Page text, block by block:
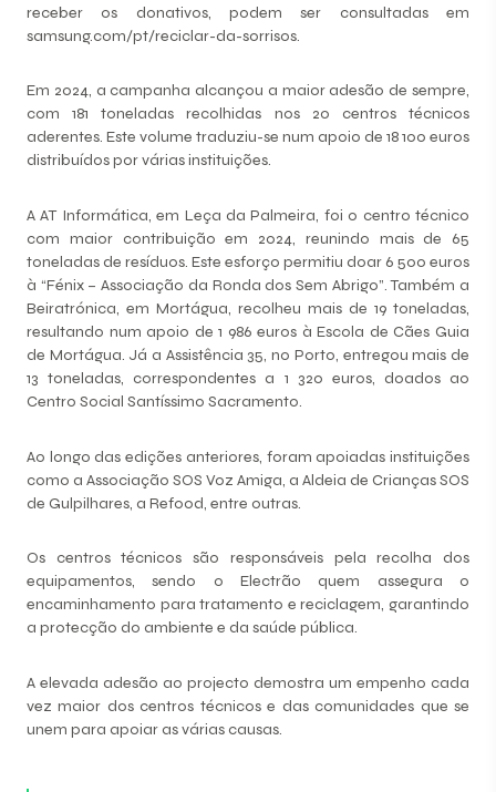
receber os donativos, podem ser consultadas em
samsung.com/pt/reciclar-da-sorrisos.
Em 2024, a campanha alcançou a maior adesão de sempre,
com 181 toneladas recolhidas nos 20 centros técnicos
aderentes. Este volume traduziu-se num apoio de 18 100 euros
distribuídos por várias instituições.
A AT Informática, em Leça da Palmeira, foi o centro técnico
com maior contribuição em 2024, reunindo mais de 65
toneladas de resíduos. Este esforço permitiu doar 6 500 euros
à “Fénix – Associação da Ronda dos Sem Abrigo”. Também a
Beiratrónica, em Mortágua, recolheu mais de 19 toneladas,
resultando num apoio de 1 986 euros à Escola de Cães Guia
de Mortágua. Já a Assistência 35, no Porto, entregou mais de
13 toneladas, correspondentes a 1 320 euros, doados ao
Centro Social Santíssimo Sacramento.
Ao longo das edições anteriores, foram apoiadas instituições
como a Associação SOS Voz Amiga, a Aldeia de Crianças SOS
de Gulpilhares, a Refood, entre outras.
Os centros técnicos são responsáveis pela recolha dos
equipamentos, sendo o Electrão quem assegura o
encaminhamento para tratamento e reciclagem, garantindo
a protecção do ambiente e da saúde pública.
A elevada adesão ao projecto demostra um empenho cada
vez maior dos centros técnicos e das comunidades que se
unem para apoiar as várias causas.